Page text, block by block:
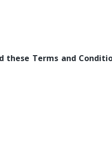
these Terms and